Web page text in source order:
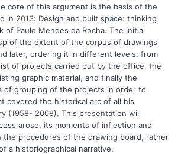
core of this argument is the basis of the
in 2013: Design and built space: thinking
of Paulo Mendes da Rocha. The initial
of the extent of the corpus of drawings
later, ordering it in different levels: from
of projects carried out by the office, the
graphic material, and finally the
of grouping of the projects in order to
covered the historical arc of all his
(1958- 2008). This presentation will
arose, its moments of inflection and
the procedures of the drawing board, rather
a historiographical narrative.